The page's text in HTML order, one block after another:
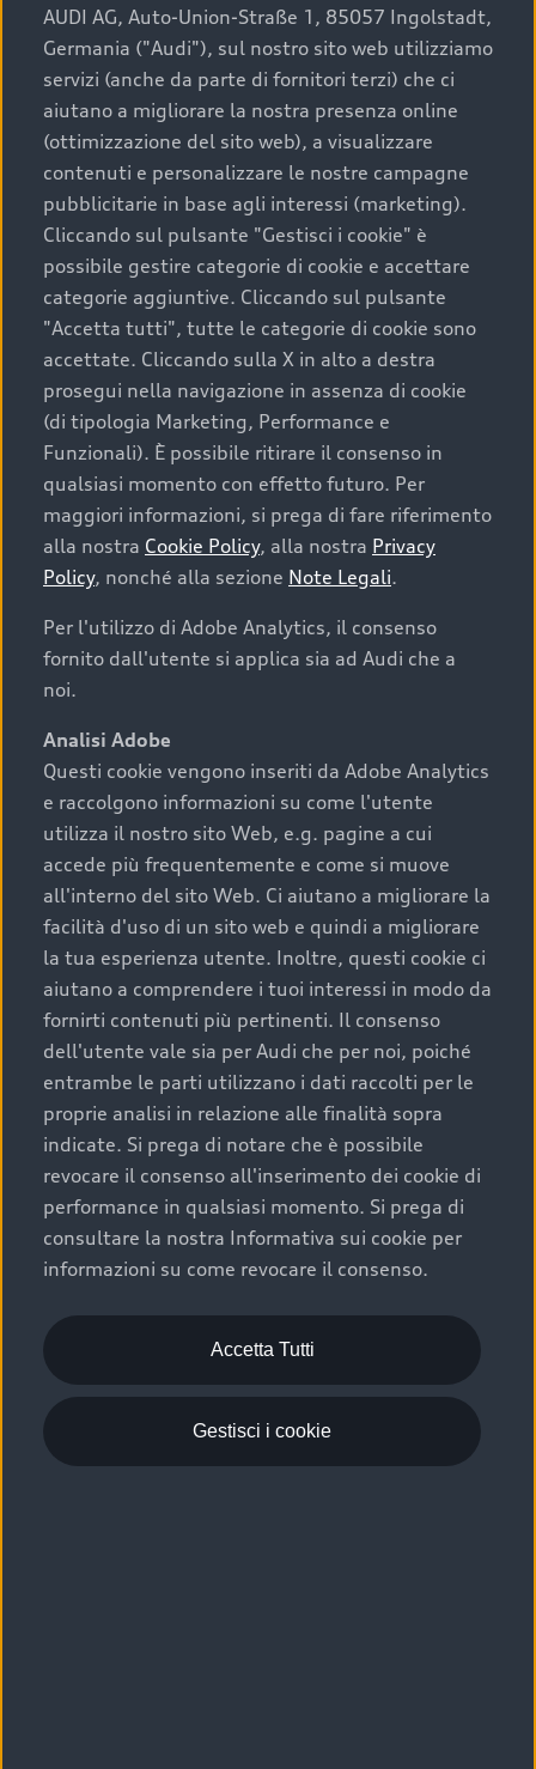
La qualità di acquistare
un’auto usata Audi
Scegliere un’auto usata è una decisione che coniuga
convenienza, affidabilità e sostenibilità. Per fare un
acquisto sicuro, è essenziale considerare aspetti
determinanti come la garanzia inclusa e l’affidabilità del
marchio. Audi offre l’auto usata perfetta tramite Audi
Prima Scelta :plus
Cosa sapere prima di
acquistare la tua prossima
auto
I requisiti fondamentali da considerare prima di
acquistare un’auto usata, oltre al prezzo e all'aspetto,
chilometraggio: un valore contenuto corrisponde a
uno stato migliore del veicolo e a una maggiore
durata nel tempo;
cronologia dei tagliandi: una documentazione
completa della vettura certifica una manutenzione
costante e accurata;
condizioni della carrozzeria e degli interni: una
buona conservazione evidenzia cura e attenzione del
precedente proprietario;
efficienza meccanica: motore, trasmissione e
componenti principali in ottimo stato garantiscono
prestazioni affidabili e sicure.
Acquistare un’auto usata in una Concessionaria ufficiale
Audi che offre l’usato garantito tramite Audi Prima
Scelta :plus, significa affidarsi ad un prodotto che viene
sottoposto a 110 controlli approfonditi e coperto da
garanzia fino a 4 anni per una maggiore tutela del tuo
acquisto.
AUDI AG, Auto-Union-Straße 1, 85057 Ingolstadt,
Germania ("Audi"), sul nostro sito web utilizziamo
servizi (anche da parte di fornitori terzi) che ci
aiutano a migliorare la nostra presenza online
(ottimizzazione del sito web), a visualizzare
contenuti e personalizzare le nostre campagne
pubblicitarie in base agli interessi (marketing).
Cliccando sul pulsante "Gestisci i cookie" è
possibile gestire categorie di cookie e accettare
categorie aggiuntive. Cliccando sul pulsante
"Accetta tutti", tutte le categorie di cookie sono
accettate. Cliccando sulla X in alto a destra
prosegui nella navigazione in assenza di cookie
(di tipologia Marketing, Performance e
Funzionali). È possibile ritirare il consenso in
qualsiasi momento con effetto futuro. Per
maggiori informazioni, si prega di fare riferimento
alla nostra Cookie Policy, alla nostra Privacy
Policy, nonché alla sezione Note Legali.
Per l'utilizzo di Adobe Analytics, il consenso
fornito dall'utente si applica sia ad Audi che a
noi.
Analisi Adobe
Questi cookie vengono inseriti da Adobe Analytics
e raccolgono informazioni su come l'utente
utilizza il nostro sito Web, e.g. pagine a cui
accede più frequentemente e come si muove
all'interno del sito Web. Ci aiutano a migliorare la
facilità d'uso di un sito web e quindi a migliorare
la tua esperienza utente. Inoltre, questi cookie ci
aiutano a comprendere i tuoi interessi in modo da
fornirti contenuti più pertinenti. Il consenso
dell'utente vale sia per Audi che per noi, poiché
entrambe le parti utilizzano i dati raccolti per le
proprie analisi in relazione alle finalità sopra
indicate. Si prega di notare che è possibile
revocare il consenso all'inserimento dei cookie di
performance in qualsiasi momento. Si prega di
consultare la nostra Informativa sui cookie per
informazioni su come revocare il consenso.
Accetta Tutti
Gestisci i cookie